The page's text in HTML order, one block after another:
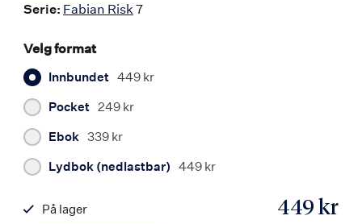
Serie: Fabian Risk7
Velg format
Innbundet 449 kr
Pocket 249 kr
Ebok 339 kr
Lydbok (nedlastbar) 449 kr
449 kr
På lager